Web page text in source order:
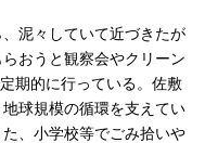
泥々していて近づきたが
おうと観察会やクリーン
期的に行っている。佐敷
球規模の循環を支えてい
、小学校等でごみ拾いや